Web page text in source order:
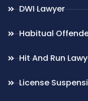
DWI Lawyer
Habitual
Hit And Run
License